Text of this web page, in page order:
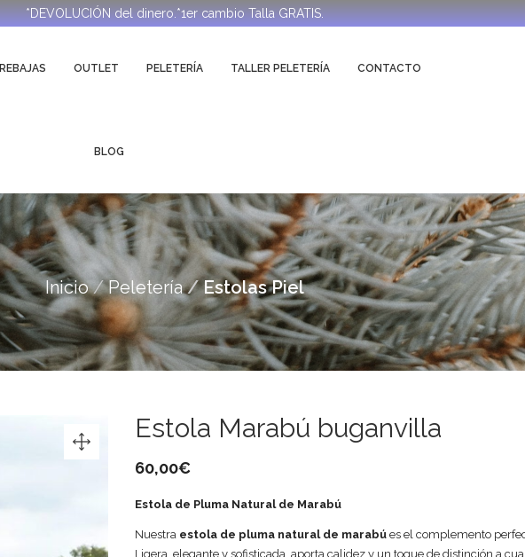
*DEVOLUCIÓN del dinero.*1er cambio Talla GRATIS.
REBAJAS OUTLET PELETERÍA TALLER PELETERÍA CONTACTO
BLOG
Inicio Peletería Estolas Piel
Estola Marabú buganvilla
60,00€
Estola de Pluma Natural de Marabú
Nuestra estola de pluma natural de marabú es el complemento
Ligera, elegante y sofisticada, aporta calidez y un toque de distinción a